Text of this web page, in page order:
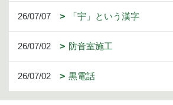
26/07/07 「宇」という漢字
26/07/02 防音室施工
26/07/02 黒電話